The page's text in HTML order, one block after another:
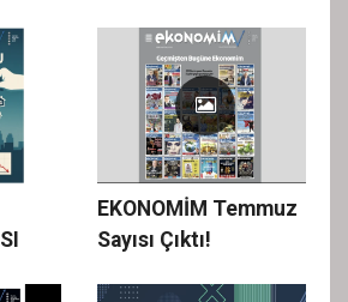
EKONOMİM Temmuz
Sayısı Çıktı!